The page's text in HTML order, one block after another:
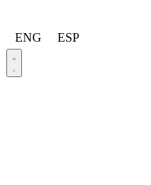
ENG ESP